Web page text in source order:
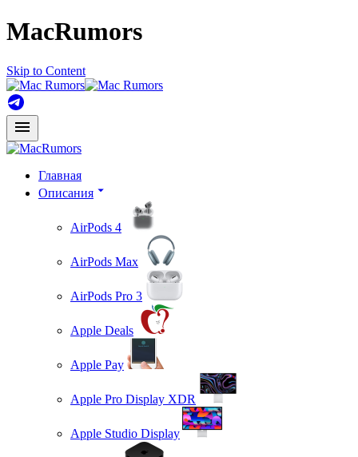
MacRumors
Skip to Content
Главная
Описания
AirPods 4
AirPods Max
AirPods Pro 3
Apple Deals
Apple Pay
Apple Pro Display XDR
Apple Studio Display